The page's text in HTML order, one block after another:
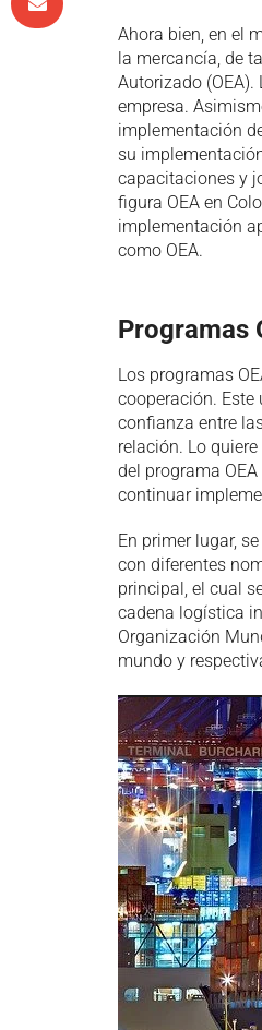
Ahora bien, en el
la mercancía, de
Autorizado
empresa.
implementación
su
capacitaciones y
figura OEA en
implementación
como OEA.
Programas
Los programas
cooperación.
confianza entre
relación. Lo
del programa
continuar
En primer lugar,
con diferentes
principal, el cual
cadena logística
Organización
mundo y